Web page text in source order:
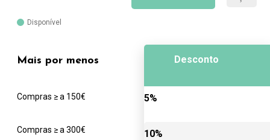
Disponível
Mais por menos
Compras ≥ a 150€
Compras ≥ a 300€
Desconto
5%
10%